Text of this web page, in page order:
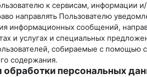
к сервисам, информации
направлять Пользователю
информационных сообщений,
и услугах и специальных
собираемые с помощью
содержания.
обработки персональных